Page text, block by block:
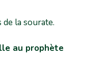
de la sourate.
au prophète